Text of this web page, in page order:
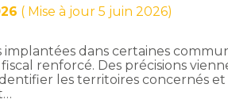
( Mise à jour 5 juin 2026)
implantées dans certaines
renforcé. Des précisions
les territoires concernés et